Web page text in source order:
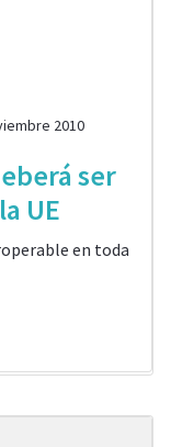
2010
ser
UE
en toda